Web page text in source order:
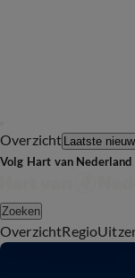
Overzicht Laatste
Volg Hart van Nederland
Zoeken
OverzichtRegio